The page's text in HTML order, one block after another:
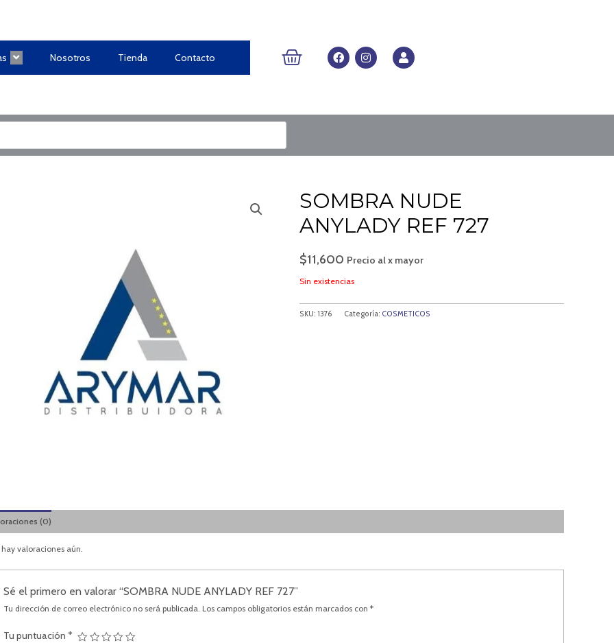
Nosotros Tienda Contacto CARRITO
F
a
c
o
I
n
s
r
U
s
e
SOMBRA NUDE
ANYLADY REF 727
$11,600 Precio al x mayor
Sin existencias
SKU:1376 Categoría: COSMETICOS
(0)
valoraciones aún.
Sé el primero en valorar “SOMBRA NUDE ANYLADY REF 727”
Tu dirección de correo electrónico no será publicada. Los campos obligatorios están marcados con*
Tu puntuación*